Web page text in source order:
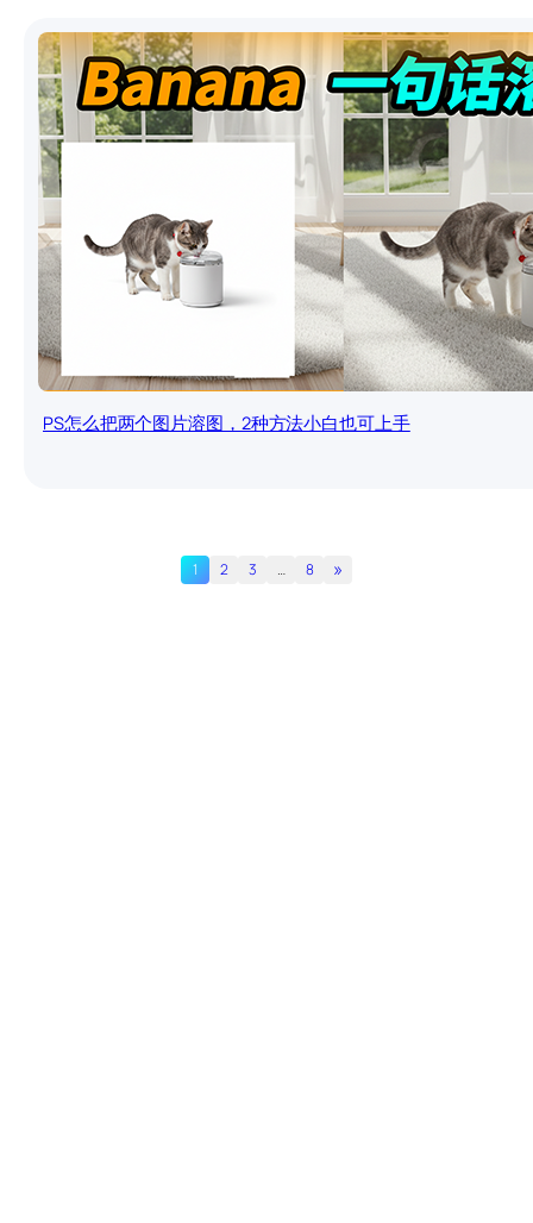
PS怎么把两个图片溶图，2种方法小白也可上手
1 2 3 … 8 »